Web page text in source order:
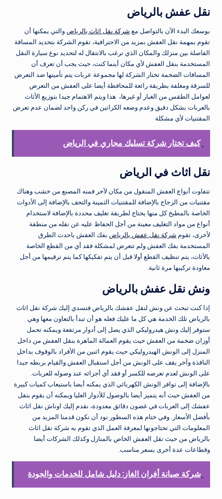
نقل عفش بالرياض
بوسعك البدء الآن بالتواصل مع شركة نقل اثاث بالرياض والتي يمكنها أن
تقوم بمهمة نقل العفش بمزيد من الاحترافية، تقوم الشركة بتحديد المسافة
الفاصلة بين منزلك والمكان الذي ترغب بالانتقال له لتحديد نوع سيارة النقل
المستخدمة بنقل العفش لأي مكان أينما كنت، حيث يجب أن تعرف أن
المسافات الضخمة تختار الشركة لها مجموعة عربات يتم تأمينها ضد التعرض
للسرقة ومغلفة بطريقة رائعة للمحافظة أيضا على العفش من التعرض
لعوامل الطقس من الغبار أو غيرها، هذا ويتم الاهتمام جيدا بتوزيع الأثاث
بالعربات بشكل دقيق وعدم وضعه الكراتين في ركن واحد لضمان عدم تعرض
المقتنيات لأي مشكلة
كيف تختار شركة تسليك مجاري في الرياض
نقل اثاث في الرياض
تتفاوت أنواع العفش المنقول من مكان لآخر فمنه المصنع من خشب وهناك
مقتنيات من الزجاج بالإضافة للمقتنيات الثمينة والتحف بالإضافة إلى الأدوات
الخاصة بالمطبخ كل منها يحتاج لطريقة تغليف محددة بالإضافة لاستخدام
أنواع من مواد التغليف معينة من أجل الحفاظ عليه عن نقله من منطقة
لأخرى، تقوم شركة نقل عفش بالرياض بفك العفش باحدث الطرق
المستخدمة بفك العفش ولم تتعرض لمشكلة فقد أي من القطع الخاصة
بالأثاث، يتم تنظيف القطع أولا قبل أن يتم تفكيكها كما يتم ترقيمها من أجل
معاودة تركيبها مرة ثانية.
ونش نقل عفش بالرياض
إذا كنت تبحث عن ونش لنقل عفشك بالرياض فتسدي إليك شركة نقل اثاث
بالرياض تلك الخدمة هي كل ما عليك فعله هو أن تبدأ بالتعاون معها وهي
ستوفر إليك ونش هيدروليكي الذي يصل إلى أدوار مرتفعة ويمكنه تحمل
أوزان ضخمة من العفش حيث يقوم العمالة الماهرة بنقل العفش من داخل
المنزل إلى الونش الهيدروليكي حيث يقوم اثنين من الأفراد بالوقوف بداخل
النافذة وآخر يقف على الونش من أجل استقبال العفش والقيام بربطه جيدا
على الونش لعدم تعرضه للكسر أو فقد أي أجزائه عند وصوله للعربات.
بالإضافة إلى توافر الونش الكهربائي الذي يمكنه أيضا باستيعاب كميات كبيرة
من العفش حيث أنه يتميز أيضا بالوصول للأدوار العليا ويمكنه أن يقوم بنقل
عفشك إلى العربات في غضون دقائق معدودة، نقدم إليك اوناش نقل اثاث
بأفضل الأسعار. وفي ختام هذه السطور نود أن نكون قدمنا المزيد من
المعلومات التي تحتاجونها لمعرفة العمل الذي تقوم به شركة نقل اثاث
بالرياض من حيث نقل العفش الخاص بالمنازل وكذلك الشركات أيضا
وقطاعات عدة أخرى بسعر مناسب.
شركة صيانة أفران الغاز: دليل شامل للخدمات والجودة